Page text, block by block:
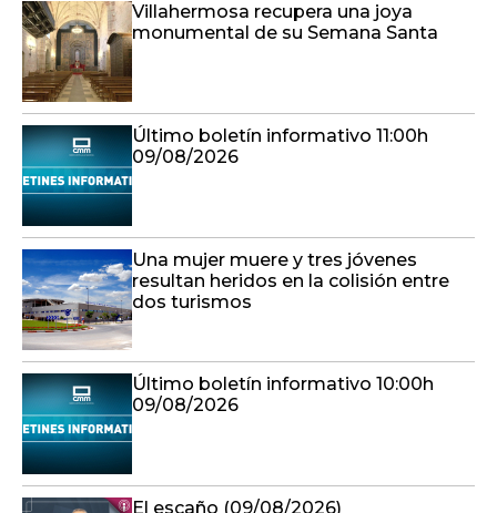
Villahermosa recupera una joya
monumental de su Semana Santa
Último boletín informativo 11:00h
09/08/2026
Una mujer muere y tres jóvenes
resultan heridos en la colisión entre
dos turismos
Último boletín informativo 10:00h
09/08/2026
El escaño (09/08/2026)